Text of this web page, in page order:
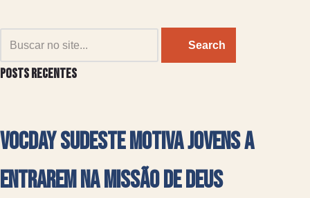
s
s
r
Search
Posts recentes
VocDay Sudeste motiva jovens a
entrarem na missão de Deus